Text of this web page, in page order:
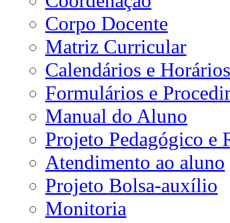
Corpo Docente
Matriz Curricular
Calendários e Horários
Formulários e
Manual do Aluno
Projeto Pedagógico e
Atendimento ao aluno
Projeto Bolsa-auxílio
Monitoria